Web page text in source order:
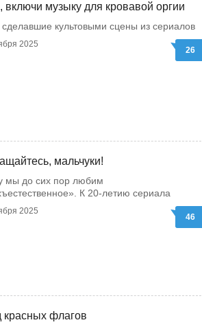
включи музыку для кровавой оргии
культовыми сцены из сериалов
2025
26
мальчуки!
мы до сих пор любим
К 20-летию сериала
2025
46
красных флагов